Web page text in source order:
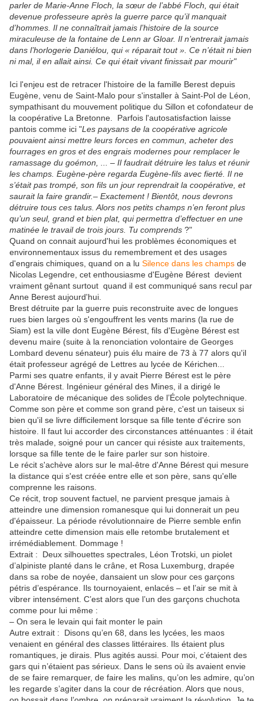
parler de Marie-Anne Floch, la sœur de l’abbé Floch, qui était
devenue professeure après la guerre parce qu’il manquait
d’hommes. Il ne connaîtrait jamais l’histoire de la source
miraculeuse de la fontaine de Lenn ar Gloar. Il n’entrerait jamais
dans l’horlogerie Daniélou, qui « réparait tout ». Ce n’était ni bien
ni mal, il en allait ainsi. Ce qui était vivant finissait par mourir"
Ici l'enjeu est de retracer l'histoire de la famille Berest depuis
Eugène, venu de Saint-Malo pour s'installer à Saint-Pol de Léon,
sympathisant du mouvement politique du Sillon et cofondateur de
la coopérative La Bretonne. Parfois l'autosatisfaction laisse
pantois comme ici "Les paysans de la coopérative agricole
pouvaient ainsi mettre leurs forces en commun, acheter des
fourrages en gros et des engrais modernes pour remplacer le
ramassage du goémon, ... – Il faudrait détruire les talus et réunir
les champs. Eugène-père regarda Eugène-fils avec fierté. Il ne
s’était pas trompé, son fils un jour reprendrait la coopérative, et
saurait la faire grandir.– Exactement ! Bientôt, nous devrons
détruire tous ces talus. Alors nos petits champs n’en feront plus
qu’un seul, grand et bien plat, qui permettra d’effectuer en une
matinée le travail de trois jours. Tu comprends ?"
Quand on connait aujourd'hui les problèmes économiques et
environnementaux issus du remembrement et des usages
d'engrais chimiques, quand on a lu Silence dans les champs de
Nicolas Legendre, cet enthousiasme d'Eugène Bérest devient
vraiment gênant surtout quand il est communiqué sans recul par
Anne Berest aujourd'hui.
Brest détruite par la guerre puis reconstruite avec de longues
rues bien larges où s'engouffrent les vents marins (la rue de
Siam) est la ville dont Eugène Bérest, fils d'Eugène Bérest est
devenu maire (suite à la renonciation volontaire de Georges
Lombard devenu sénateur) puis élu maire de 73 à 77 alors qu'il
était professeur agrégé de Lettres au lycée de Kérichen...
Parmi ses quatre enfants, il y avait Pierre Bérest est le père
d'Anne Bérest. Ingénieur général des Mines, il a dirigé le
Laboratoire de mécanique des solides de l’École polytechnique.
Comme son père et comme son grand père, c'est un taiseux si
bien qu'il se livre difficilement lorsque sa fille tente d'écrire son
histoire. Il faut lui accorder des circonstances atténuantes : il était
très malade, soigné pour un cancer qui résiste aux traitements,
lorsque sa fille tente de le faire parler sur son histoire.
Le récit s'achève alors sur le mal-être d'Anne Bérest qui mesure
la distance qui s'est créée entre elle et son père, sans qu'elle
comprenne les raisons.
Ce récit, trop souvent factuel, ne parvient presque jamais à
atteindre une dimension romanesque qui lui donnerait un peu
d'épaisseur. La période révolutionnaire de Pierre semble enfin
atteindre cette dimension mais elle retombe brutalement et
irrémédiablement. Dommage !
Extrait : Deux silhouettes spectrales, Léon Trotski, un piolet
d’alpiniste planté dans le crâne, et Rosa Luxemburg, drapée
dans sa robe de noyée, dansaient un slow pour ces garçons
pétris d’espérance. Ils tournoyaient, enlacés – et l’air se mit à
vibrer intensément. C’est alors que l’un des garçons chuchota
comme pour lui même :
– On sera le levain qui fait monter le pain
Autre extrait : Disons qu’en 68, dans les lycées, les maos
venaient en général des classes littéraires. Ils étaient plus
romantiques, je dirais. Plus agités aussi. Pour moi, c’étaient des
gars qui n’étaient pas sérieux. Dans le sens où ils avaient envie
de se faire remarquer, de faire les malins, qu’on les admire, qu’on
les regarde s’agiter dans la cour de récréation. Alors que nous,